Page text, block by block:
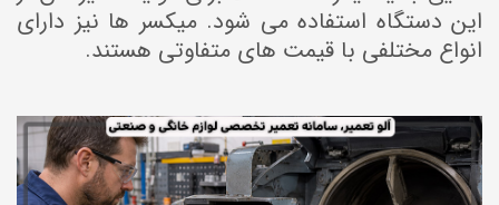
این دستگاه استفاده می شود. میکسر ها نیز دارای
انواع مختلفی با قیمت های متفاوتی هستند.